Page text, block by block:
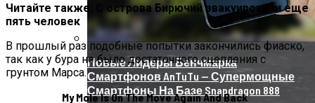
Новые Лидеры Бенчмарка
Смартфонов AnTuTu — Супермощные
Смартфоны На Базе Snapdragon 888
Читайте также:
С острова Бирючий эвакуировали еще
пять человек
В прошлый раз подобные попытки закончились фиаско,
так как у бура не было достаточного сцепления с
грунтом Марса.
My Mole Is On The Move Again And Back